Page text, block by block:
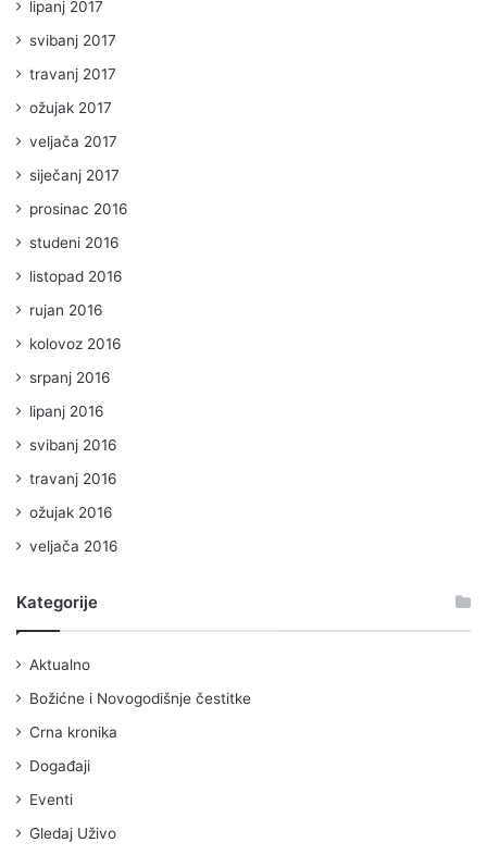
lipanj 2017
svibanj 2017
travanj 2017
ožujak 2017
veljača 2017
siječanj 2017
prosinac 2016
studeni 2016
listopad 2016
rujan 2016
kolovoz 2016
srpanj 2016
lipanj 2016
svibanj 2016
travanj 2016
ožujak 2016
veljača 2016
Kategorije
Aktualno
Božićne i Novogodišnje čestitke
Crna kronika
Događaji
Eventi
Gledaj Uživo